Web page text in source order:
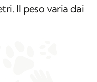
Il peso varia dai